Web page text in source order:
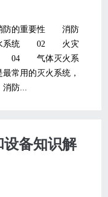
消防的重要性 消防
水系统 02 火灾
04 气体灭火系
常用的灭火系统，
防...
设备知识解